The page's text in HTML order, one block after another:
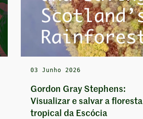
03 Junho 2026
Gordon Gray Stephens:
Visualizar e salvar a floresta
tropical da Escócia